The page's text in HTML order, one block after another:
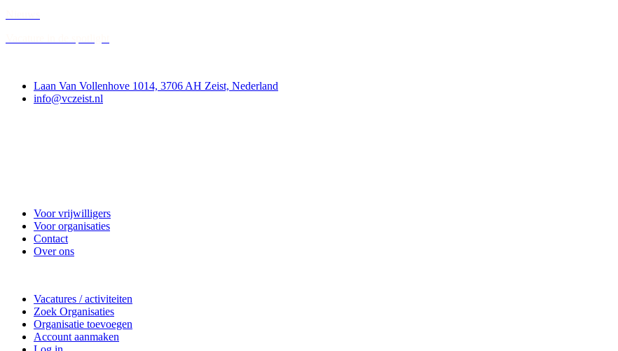
Laan Van Vollenhove 1014, 3706 AH Zeist, Nederland
info@vczeist.nl
Voor vrijwilligers
Voor organisaties
Contact
Over ons
Vacatures / activiteiten
Zoek Organisaties
Organisatie toevoegen
Account aanmaken